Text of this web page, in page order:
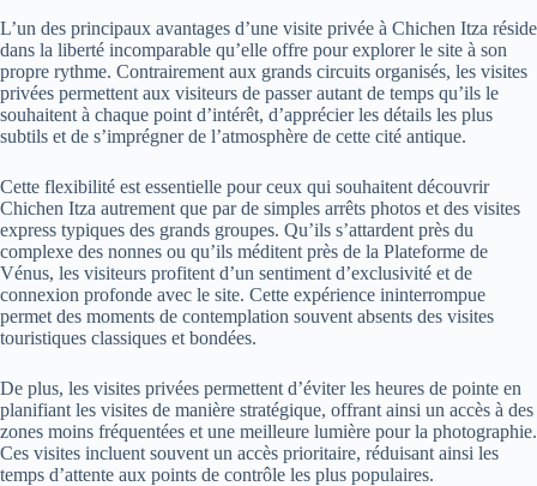
L’un des principaux avantages d’une visite privée à Chichen Itza réside
dans la liberté incomparable qu’elle offre pour explorer le site à son
propre rythme. Contrairement aux grands circuits organisés, les visites
privées permettent aux visiteurs de passer autant de temps qu’ils le
souhaitent à chaque point d’intérêt, d’apprécier les détails les plus
subtils et de s’imprégner de l’atmosphère de cette cité antique.
Cette flexibilité est essentielle pour ceux qui souhaitent découvrir
Chichen Itza autrement que par de simples arrêts photos et des visites
express typiques des grands groupes. Qu’ils s’attardent près du
complexe des nonnes ou qu’ils méditent près de la Plateforme de
Vénus, les visiteurs profitent d’un sentiment d’exclusivité et de
connexion profonde avec le site. Cette expérience ininterrompue
permet des moments de contemplation souvent absents des visites
touristiques classiques et bondées.
De plus, les visites privées permettent d’éviter les heures de pointe en
planifiant les visites de manière stratégique, offrant ainsi un accès à des
zones moins fréquentées et une meilleure lumière pour la photographie.
Ces visites incluent souvent un accès prioritaire, réduisant ainsi les
temps d’attente aux points de contrôle les plus populaires.